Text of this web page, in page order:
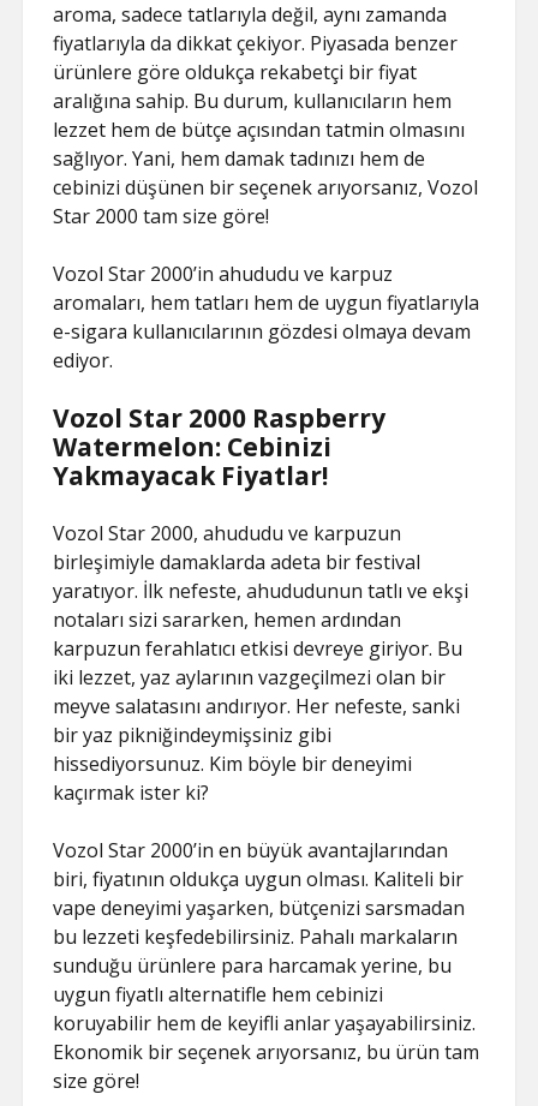
aroma, sadece tatlarıyla değil, aynı zamanda
fiyatlarıyla da dikkat çekiyor. Piyasada benzer
ürünlere göre oldukça rekabetçi bir fiyat
aralığına sahip. Bu durum, kullanıcıların hem
lezzet hem de bütçe açısından tatmin olmasını
sağlıyor. Yani, hem damak tadınızı hem de
cebinizi düşünen bir seçenek arıyorsanız, Vozol
Star 2000 tam size göre!
Vozol Star 2000’in ahududu ve karpuz
aromaları, hem tatları hem de uygun fiyatlarıyla
e-sigara kullanıcılarının gözdesi olmaya devam
ediyor.
Vozol Star 2000 Raspberry
Watermelon: Cebinizi
Yakmayacak Fiyatlar!
Vozol Star 2000, ahududu ve karpuzun
birleşimiyle damaklarda adeta bir festival
yaratıyor. İlk nefeste, ahududunun tatlı ve ekşi
notaları sizi sararken, hemen ardından
karpuzun ferahlatıcı etkisi devreye giriyor. Bu
iki lezzet, yaz aylarının vazgeçilmezi olan bir
meyve salatasını andırıyor. Her nefeste, sanki
bir yaz pikniğindeymişsiniz gibi
hissediyorsunuz. Kim böyle bir deneyimi
kaçırmak ister ki?
Vozol Star 2000’in en büyük avantajlarından
biri, fiyatının oldukça uygun olması. Kaliteli bir
vape deneyimi yaşarken, bütçenizi sarsmadan
bu lezzeti keşfedebilirsiniz. Pahalı markaların
sunduğu ürünlere para harcamak yerine, bu
uygun fiyatlı alternatifle hem cebinizi
koruyabilir hem de keyifli anlar yaşayabilirsiniz.
Ekonomik bir seçenek arıyorsanız, bu ürün tam
size göre!